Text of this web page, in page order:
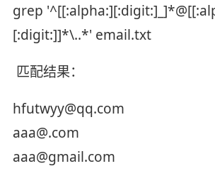
grep
[:digit:]]*\..*' email.txt
匹配结果：
hfutwyy@qq.com
aaa@.com
aaa@gmail.com